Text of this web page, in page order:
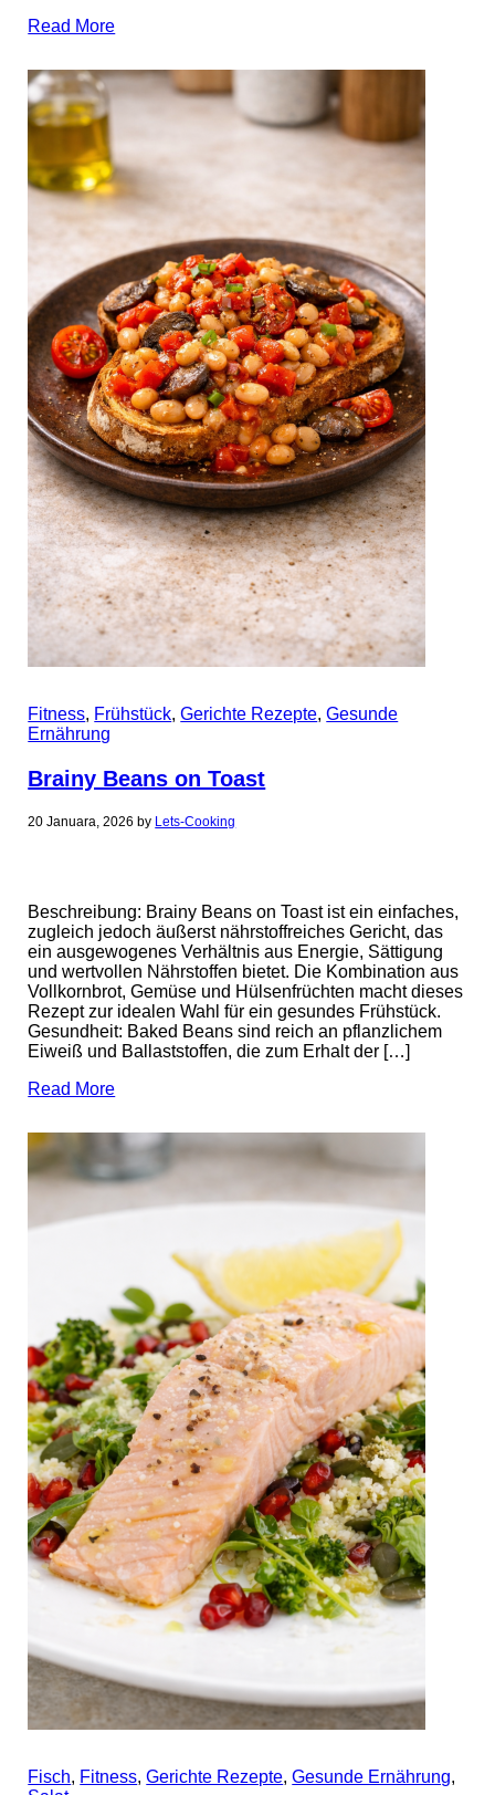
Read More
Fitness, Frühstück,Gerichte Rezepte,Gesunde
Ernährung
Brainy Beans on Toast
20 Januara, 2026 by Lets-Cooking
Beschreibung: Brainy Beans on Toast ist ein einfaches,
zugleich jedoch äußerst nährstoffreiches Gericht, das
ein ausgewogenes Verhältnis aus Energie, Sättigung
und wertvollen Nährstoffen bietet. Die Kombination aus
Vollkornbrot, Gemüse und Hülsenfrüchten macht dieses
Rezept zur idealen Wahl für ein gesundes Frühstück.
Gesundheit: Baked Beans sind reich an pflanzlichem
Eiweiß und Ballaststoffen, die zum Erhalt der […]
Read More
Fisch, Fitness,Gerichte Rezepte,Gesunde Ernährung,